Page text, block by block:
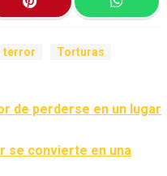
terror Torturas
de perderse en un lugar
se convierte en una